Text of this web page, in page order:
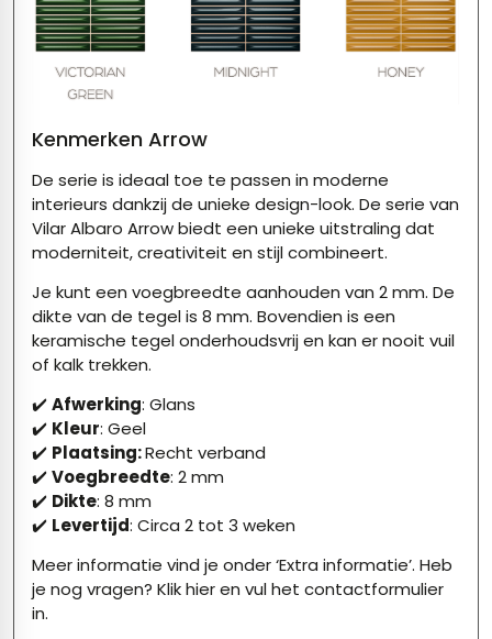
Kenmerken Arrow
De serie is ideaal toe te passen in moderne
interieurs dankzij de unieke design-look. De serie van
Vilar Albaro Arrow biedt een unieke uitstraling dat
moderniteit, creativiteit en stijl combineert.
Je kunt een voegbreedte aanhouden van 2 mm. De
dikte van de tegel is 8 mm. Bovendien is een
keramische tegel onderhoudsvrij en kan er nooit vuil
of kalk trekken.
✔️Afwerking: Glans
✔️ Kleur: Geel
✔️ Plaatsing:Recht verband
✔️Voegbreedte: 2 mm
✔️ Dikte: 8 mm
✔️ Levertijd: Circa 2 tot 3 weken
Meer informatie vind je onder ‘Extra informatie’. Heb
je nog vragen? Klik hieren vul het contactformulier
in.